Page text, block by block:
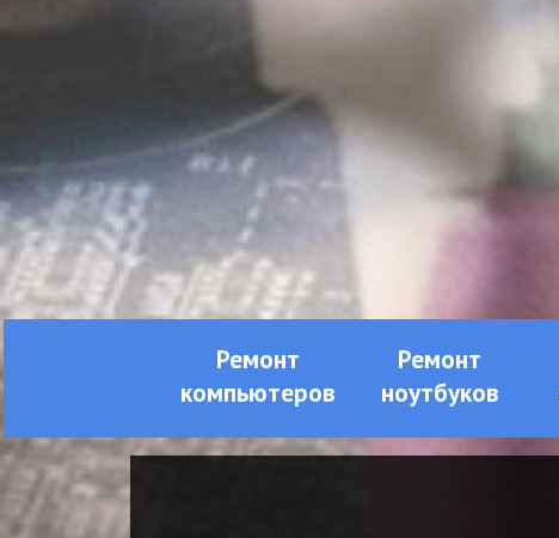
Ремонт
компьютеров
Ремонт
ноутбуков